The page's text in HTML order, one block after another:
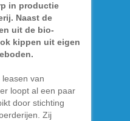
in productie
Naast de
uit de bio-
kippen uit eigen
van
loopt al een paar
door stichting
Zij